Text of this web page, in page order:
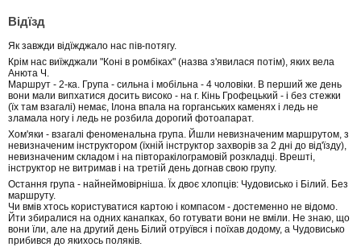
Відїзд
Як завжди відїжджало нас пів-потягу.
Крім нас виїжджали "Коні в ромбіках" (назва з'явилася потім), яких вела
Анюта Ч.
Маршрут - 2-ка. Група - сильна і мобільна - 4 чоловіки. В перший же день
вони мали випхатися досить високо - на г. Кінь Грофецький - і без стежки
(їх там взагалі) немає, Ілона впала на горганських каменях і ледь не
зламала ногу і ледь не розбила дорогий фотоапарат.
Хом'яки - взагалі феноменальна група. Йшли невизначеним маршрутом, з
невизначеним інструктором (їхній інструктор захворів за 2 дні до від'їзду),
невизначеним складом і на півторакілограмовій розкладці. Врешті,
інструктор не витримав і на третій день догнав свою групу.
Остання група - найнеймовірніша. Їх двоє хлопців: Чудовисько і Білий. Без
маршруту.
Чи вмів хтось користуватися картою і компасом - достеменно не відомо.
Йти збиралися на одних канапках, бо готувати вони не вміли. Не знаю, що
вони їли, але на другий день Білий отруївся і поїхав додому, а Чудовисько
прибився до якихось поляків.